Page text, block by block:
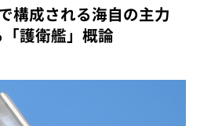
構成される海自の主力
護衛艦」概論